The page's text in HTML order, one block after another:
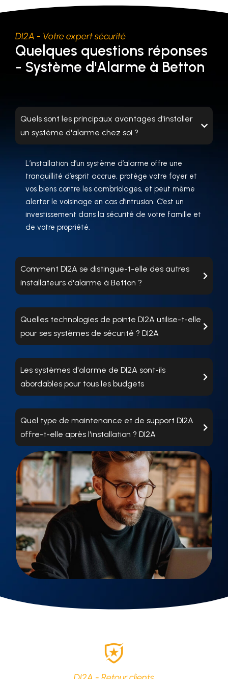
DI2A - Votre expert sécurité
Quelques questions réponses
- Système d'Alarme à Betton
Quels sont les principaux avantages d'installer
un système d'alarme chez soi ?
L’installation d’un système d’alarme offre une
tranquillité d’esprit accrue, protège votre foyer et
vos biens contre les cambriolages, et peut même
alerter le voisinage en cas d’intrusion. C’est un
investissement dans la sécurité de votre famille et
de votre propriété.
Comment DI2A se distingue-t-elle des autres
installateurs d'alarme à Betton ?
Quelles technologies de pointe DI2A utilise-t-elle
pour ses systèmes de sécurité ? DI2A
Les systèmes d'alarme de DI2A sont-ils
abordables pour tous les budgets
Quel type de maintenance et de support DI2A
offre-t-elle après l'installation ? DI2A